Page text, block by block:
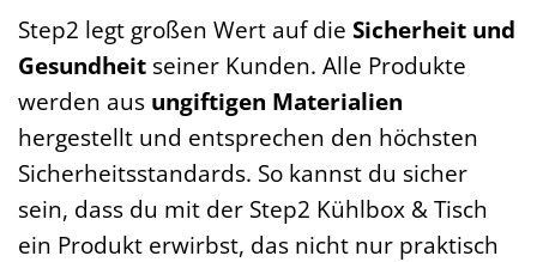
Step2 legt großen Wert auf die Sicherheit und
Gesundheit seiner Kunden. Alle Produkte
werden aus ungiftigen Materialien
hergestellt und entsprechen den höchsten
Sicherheitsstandards. So kannst du sicher
sein, dass du mit der Step2 Kühlbox & Tisch
ein Produkt erwirbst, das nicht nur praktisch